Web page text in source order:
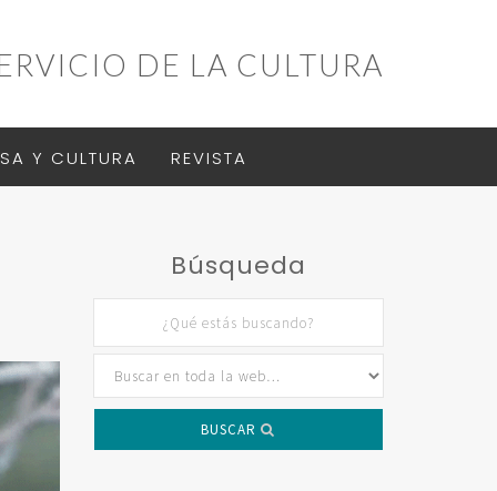
DE LA CULTURA
Y CULTURA REVISTA
Búsqueda
BUSCAR